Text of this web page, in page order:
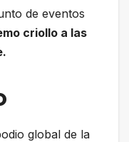
de eventos
criollo a las
global de la